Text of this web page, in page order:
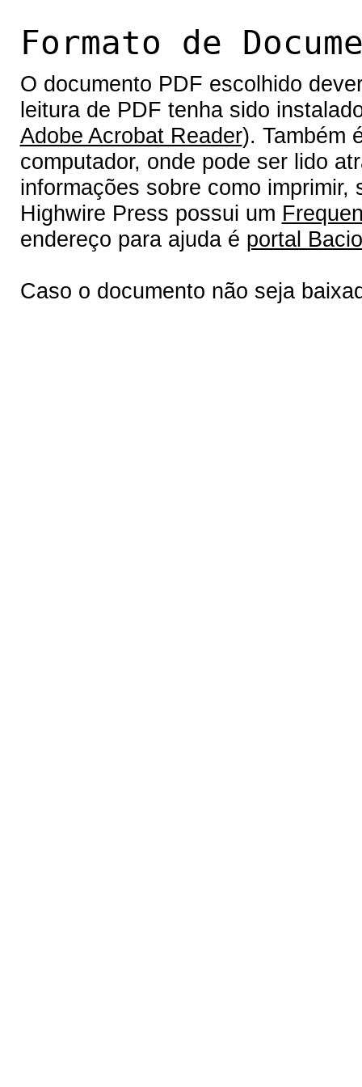
Formato de
O documento PDF escolhido
leitura de PDF tenha sido
Adobe Acrobat Reader). Também
computador, onde pode ser lido
informações sobre como
Highwire Press possui um
endereço para ajuda é portal
Caso o documento não seja